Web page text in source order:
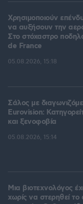
Χρησιμοποιούν
να αυξήσουν την
Στο στόχαστρο
de France
05.08.2026, 15:18
Σάλος με
Eurovision:
και ξενοφοβία
05.08.2026, 15:14
Μια βιοτεχνολόγος
χωρίς να στερηθεί